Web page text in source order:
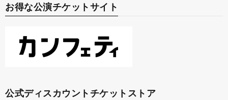
お得な公演チケットサイト
公式ディスカウントチケットストア